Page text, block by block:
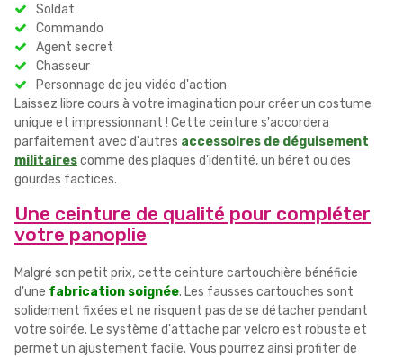
Soldat
Commando
Agent secret
Chasseur
Personnage de jeu vidéo d'action
Laissez libre cours à votre imagination pour créer un costume
unique et impressionnant ! Cette ceinture s'accordera
parfaitement avec d'autres accessoires de déguisement
militairescomme des plaques d'identité, un béret ou des
gourdes factices.
Une ceinture de qualité pour compléter
votre panoplie
Malgré son petit prix, cette ceinture cartouchière bénéficie
d'une fabrication soignée. Les fausses cartouches sont
solidement fixées et ne risquent pas de se détacher pendant
votre soirée. Le système d'attache par velcro est robuste et
permet un ajustement facile. Vous pourrez ainsi profiter de